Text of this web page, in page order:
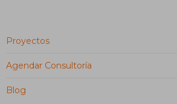
Proyectos
Agendar Consultoría
Blog